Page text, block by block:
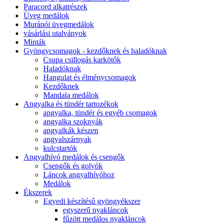
Paracord alkatrészek
Üveg medálok
Muránói üvegmedálok
vásárlási utalványok
Minták
Gyöngycsomagok - kezdőknek és haladóknak
Csupa csillogás karkötők
Haladóknak
Hangulat és élménycsomagok
Kezdőknek
Mandala medálok
Angyalka és tündér tartozékok
angyalka, tündér és egyéb csomagok
angyalka szoknyák
angyalkák készen
angyalszárnyak
kulcstartók
Angyalhívó medálok és csengők
Csengők és golyók
Láncok angyalhívóhoz
Medálok
Ékszerek
Egyedi készítésû gyöngyékszer
egyszerű nyakláncok
fűzött medálos nyakláncok